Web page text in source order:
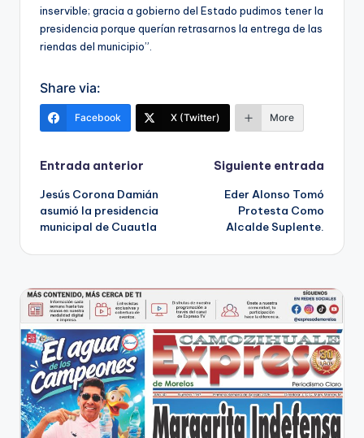
inservible; gracia a gobierno del Estado pudimos tener la
presidencia porque querían retrasarnos la entrega de las
riendas del municipio”.
Share via:
Facebook X (Twitter) More
Navegación
de
entradas
Entrada anterior
Jesús Corona Damián
asumió la presidencia
municipal de Cuautla
Siguiente entrada
Eder Alonso Tomó
Protesta Como
Alcalde Suplente.